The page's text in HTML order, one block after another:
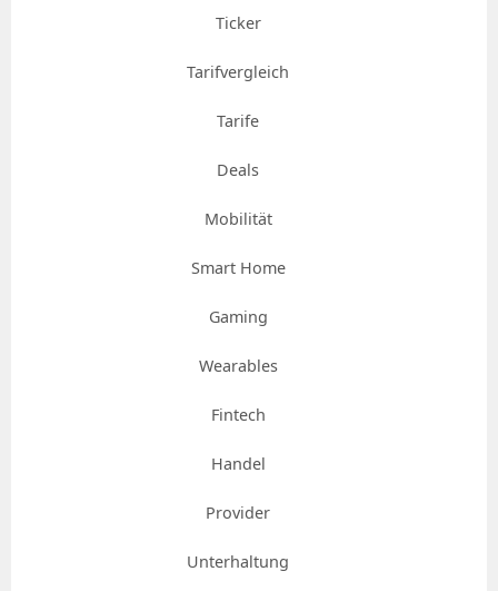
Ticker
Tarifvergleich
Tarife
Deals
Mobilität
Smart Home
Gaming
Wearables
Fintech
Handel
Provider
Unterhaltung